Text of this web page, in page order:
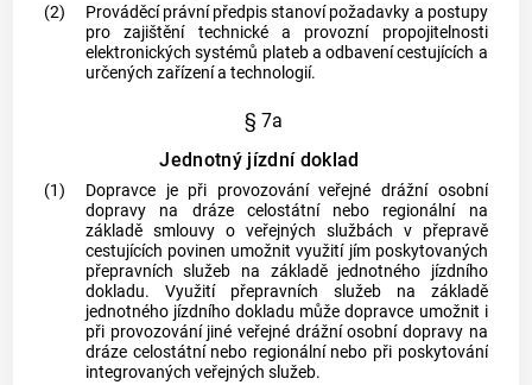
(2)
Prováděcí právní předpis stanoví požadavky a postupy
pro zajištění technické a provozní propojitelnosti
elektronických systémů plateb a odbavení cestujících a
určených zařízení a technologií.
§ 7a
Jednotný jízdní doklad
(1)
Dopravce je při provozování veřejné drážní osobní
dopravy na dráze celostátní nebo regionální na
základě smlouvy o veřejných službách v přepravě
cestujících povinen umožnit využití jím poskytovaných
přepravních služeb na základě jednotného jízdního
dokladu. Využití přepravních služeb na základě
jednotného jízdního dokladu může dopravce umožnit i
při provozování jiné veřejné drážní osobní dopravy na
dráze celostátní nebo regionální nebo při poskytování
integrovaných veřejných služeb.